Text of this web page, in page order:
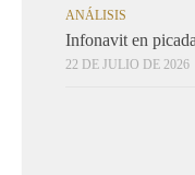
ANÁLISIS
Infonavit en
22 DE JULIO DE 2026